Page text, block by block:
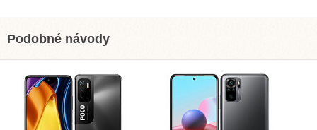
Podobné návody